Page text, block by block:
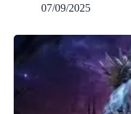
07/09/2025